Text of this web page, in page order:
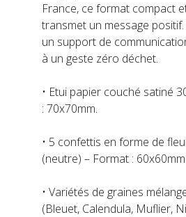
France, ce format compact
transmet un message
un support de
à un geste zéro déchet.
• Etui papier couché satiné
: 70x70mm.
• 5 confettis en forme de
(neutre) – Format : 60x60mm.
• Variétés de graines
(Bleuet, Calendula, Muflier,